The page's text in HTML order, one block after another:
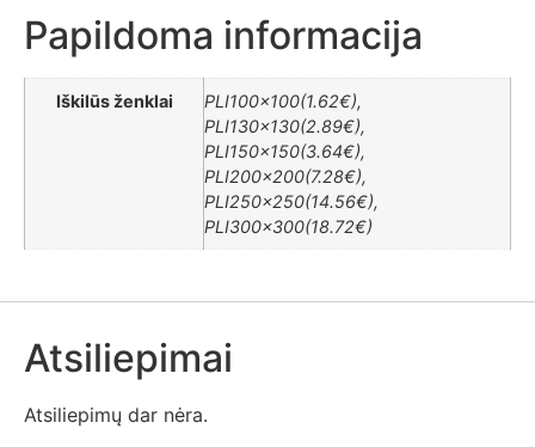
Papildoma informacija
Iškilūs ženklai
PLI100x100(1.62€),
PLI130x130(2.89€),
PLI150x150(3.64€),
PLI200x200(7.28€),
PLI250x250(14.56€),
PLI300x300(18.72€)
Atsiliepimai
Atsiliepimų dar nėra.